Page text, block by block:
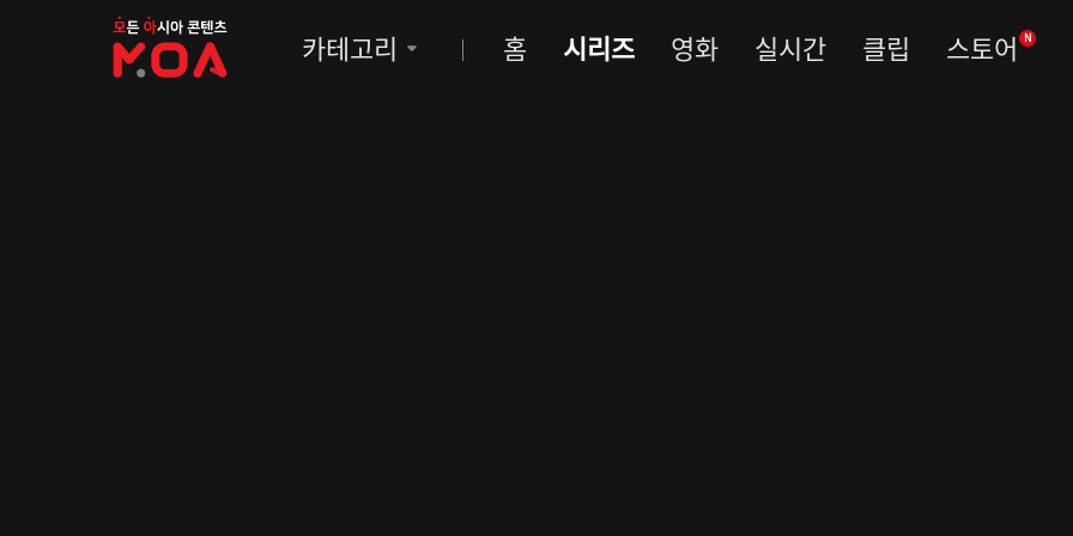
MOA
카테고리 홈 시리즈 영화 실시간 클립 스토어 N